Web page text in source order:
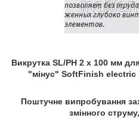
Викрутка SL/PH 2 х 100 мм
"мінус" SoftFinish electric
Поштучне випробування
змінного